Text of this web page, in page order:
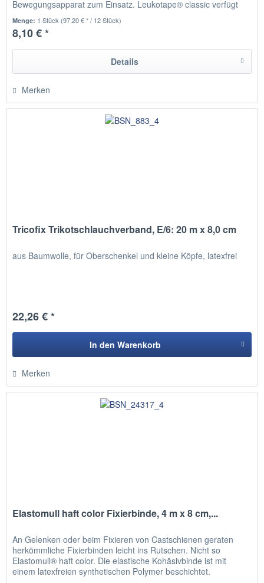
Bewegungsapparat zum Einsatz. Leukotape® classic verfügt
Menge: 1 Stück (97,20 € * / 12 Stück)
8,10 € *
Details
Merken
Tricofix Trikotschlauchverband, E/6: 20 m x 8,0 cm
aus Baumwolle, für Oberschenkel und kleine Köpfe, latexfrei
22,26 € *
In den Warenkorb
Merken
Elastomull haft color Fixierbinde, 4 m x 8 cm,...
An Gelenken oder beim Fixieren von Castschienen geraten
herkömmliche Fixierbinden leicht ins Rutschen. Nicht so
Elastomull® haft color. Die elastische Kohäsivbinde ist mit
einem latexfreien synthetischen Polymer beschichtet.